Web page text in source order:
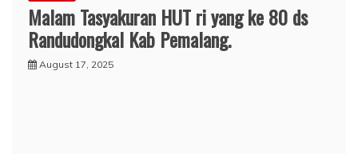
Malam Tasyakuran HUT ri yang ke 80 ds
Randudongkal Kab Pemalang.
August 17, 2025